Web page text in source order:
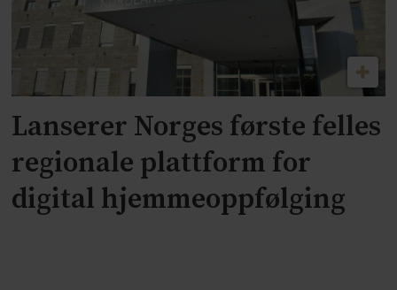
Lanserer Norges første felles
regionale plattform for
digital hjemmeoppfølging